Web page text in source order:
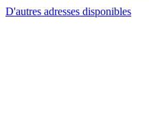
D'autres adresses disponibles